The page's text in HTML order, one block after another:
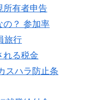
所有者申告
の？ 参加率
旅行
れる税金
スハラ防止条